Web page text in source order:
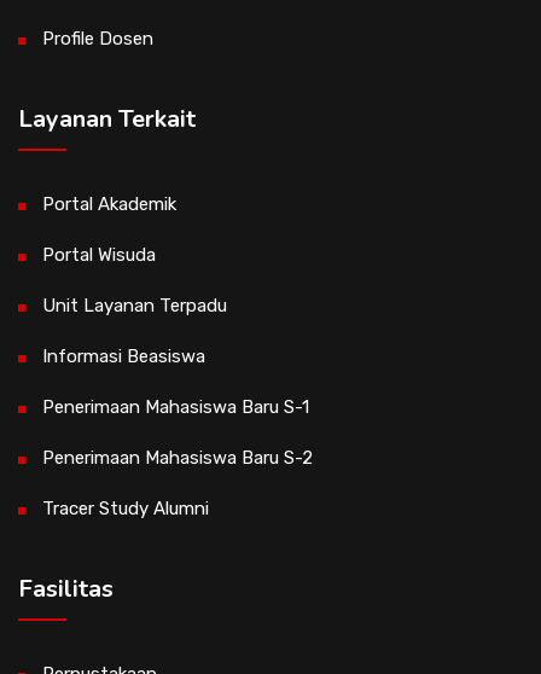
Profile Dosen
Layanan Terkait
Portal Akademik
Portal Wisuda
Unit Layanan Terpadu
Informasi Beasiswa
Penerimaan Mahasiswa Baru S-1
Penerimaan Mahasiswa Baru S-2
Tracer Study Alumni
Fasilitas